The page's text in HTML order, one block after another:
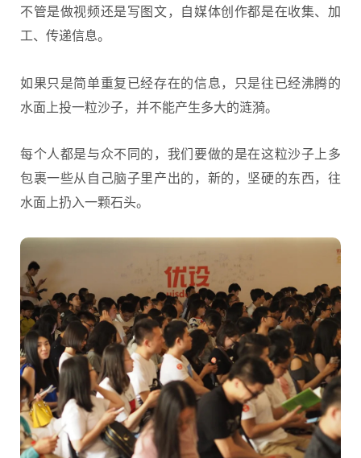
不管是做视频还是写图文，自媒体创作都是在收集、加
工、传递信息。
如果只是简单重复已经存在的信息，只是往已经沸腾的
水面上投一粒沙子，并不能产生多大的涟漪。
每个人都是与众不同的，我们要做的是在这粒沙子上多
包裹一些从自己脑子里产出的，新的，坚硬的东西，往
水面上扔入一颗石头。